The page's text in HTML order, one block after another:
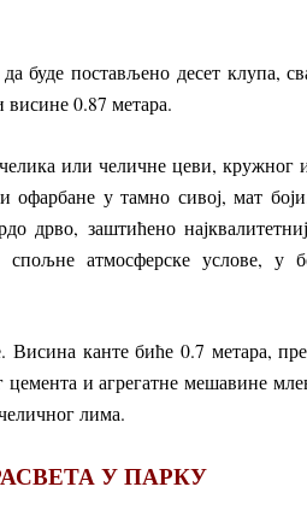
буде постављено десет клупа,
0.87 метара.
или челичне цеви, кружног
офарбане у тамно сивој, мат
дрво, заштићено
атмосферске услове, у
Висина канте биће 0.7 метара,
и агрегатне мешавине
лима.
У ПАРКУ